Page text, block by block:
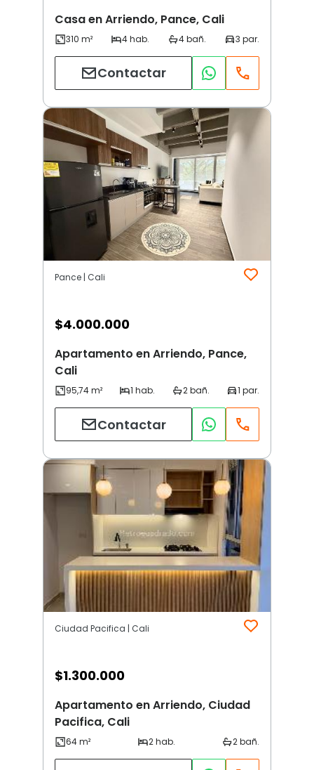
Casa en Arriendo, Pance, Cali
Contactar
Pance | Cali
$4.000.000
Apartamento en Arriendo, Pance,
Cali
Contactar
Ciudad Pacifica | Cali
$1.300.000
Apartamento en Arriendo, Ciudad
Pacifica, Cali